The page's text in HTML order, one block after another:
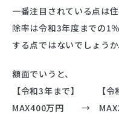
一番注目されている点は
除率は令和3年度までの1
する点ではないでしょうか
額面でいうと、
【令和3年まで】 【令
MAX400万円 →